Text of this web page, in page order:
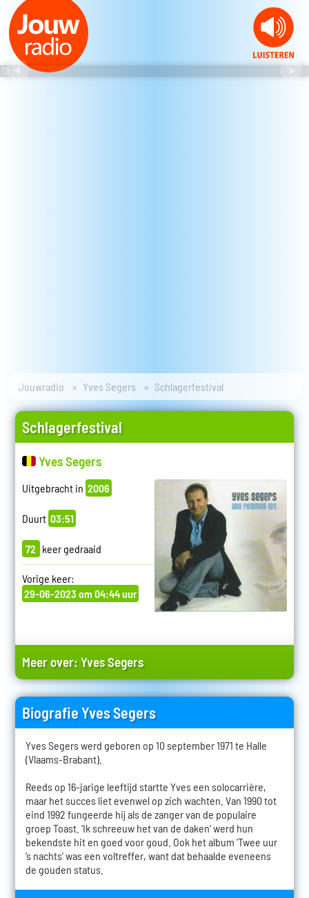
Jouwradio Yves Segers Schlagerfestival
Schlagerfestival
Yves Segers
Uitgebracht in 2006
Duurt 03:51
72 keer gedraaid
Vorige keer:
29-06-2023 om 04:44 uur
Meer over:Yves Segers
Biografie Yves Segers
Yves Segers werd geboren op 10 september 1971 te Halle
(Vlaams-Brabant).
Reeds op 16-jarige leeftijd startte Yves een solocarrière,
maar het succes liet evenwel op zich wachten. Van 1990 tot
eind 1992 fungeerde hij als de zanger van de populaire
groep Toast. 'Ik schreeuw het van de daken' werd hun
bekendste hit en goed voor goud. Ook het album 'Twee uur
’s nachts' was een voltreffer, want dat behaalde eveneens
de gouden status.